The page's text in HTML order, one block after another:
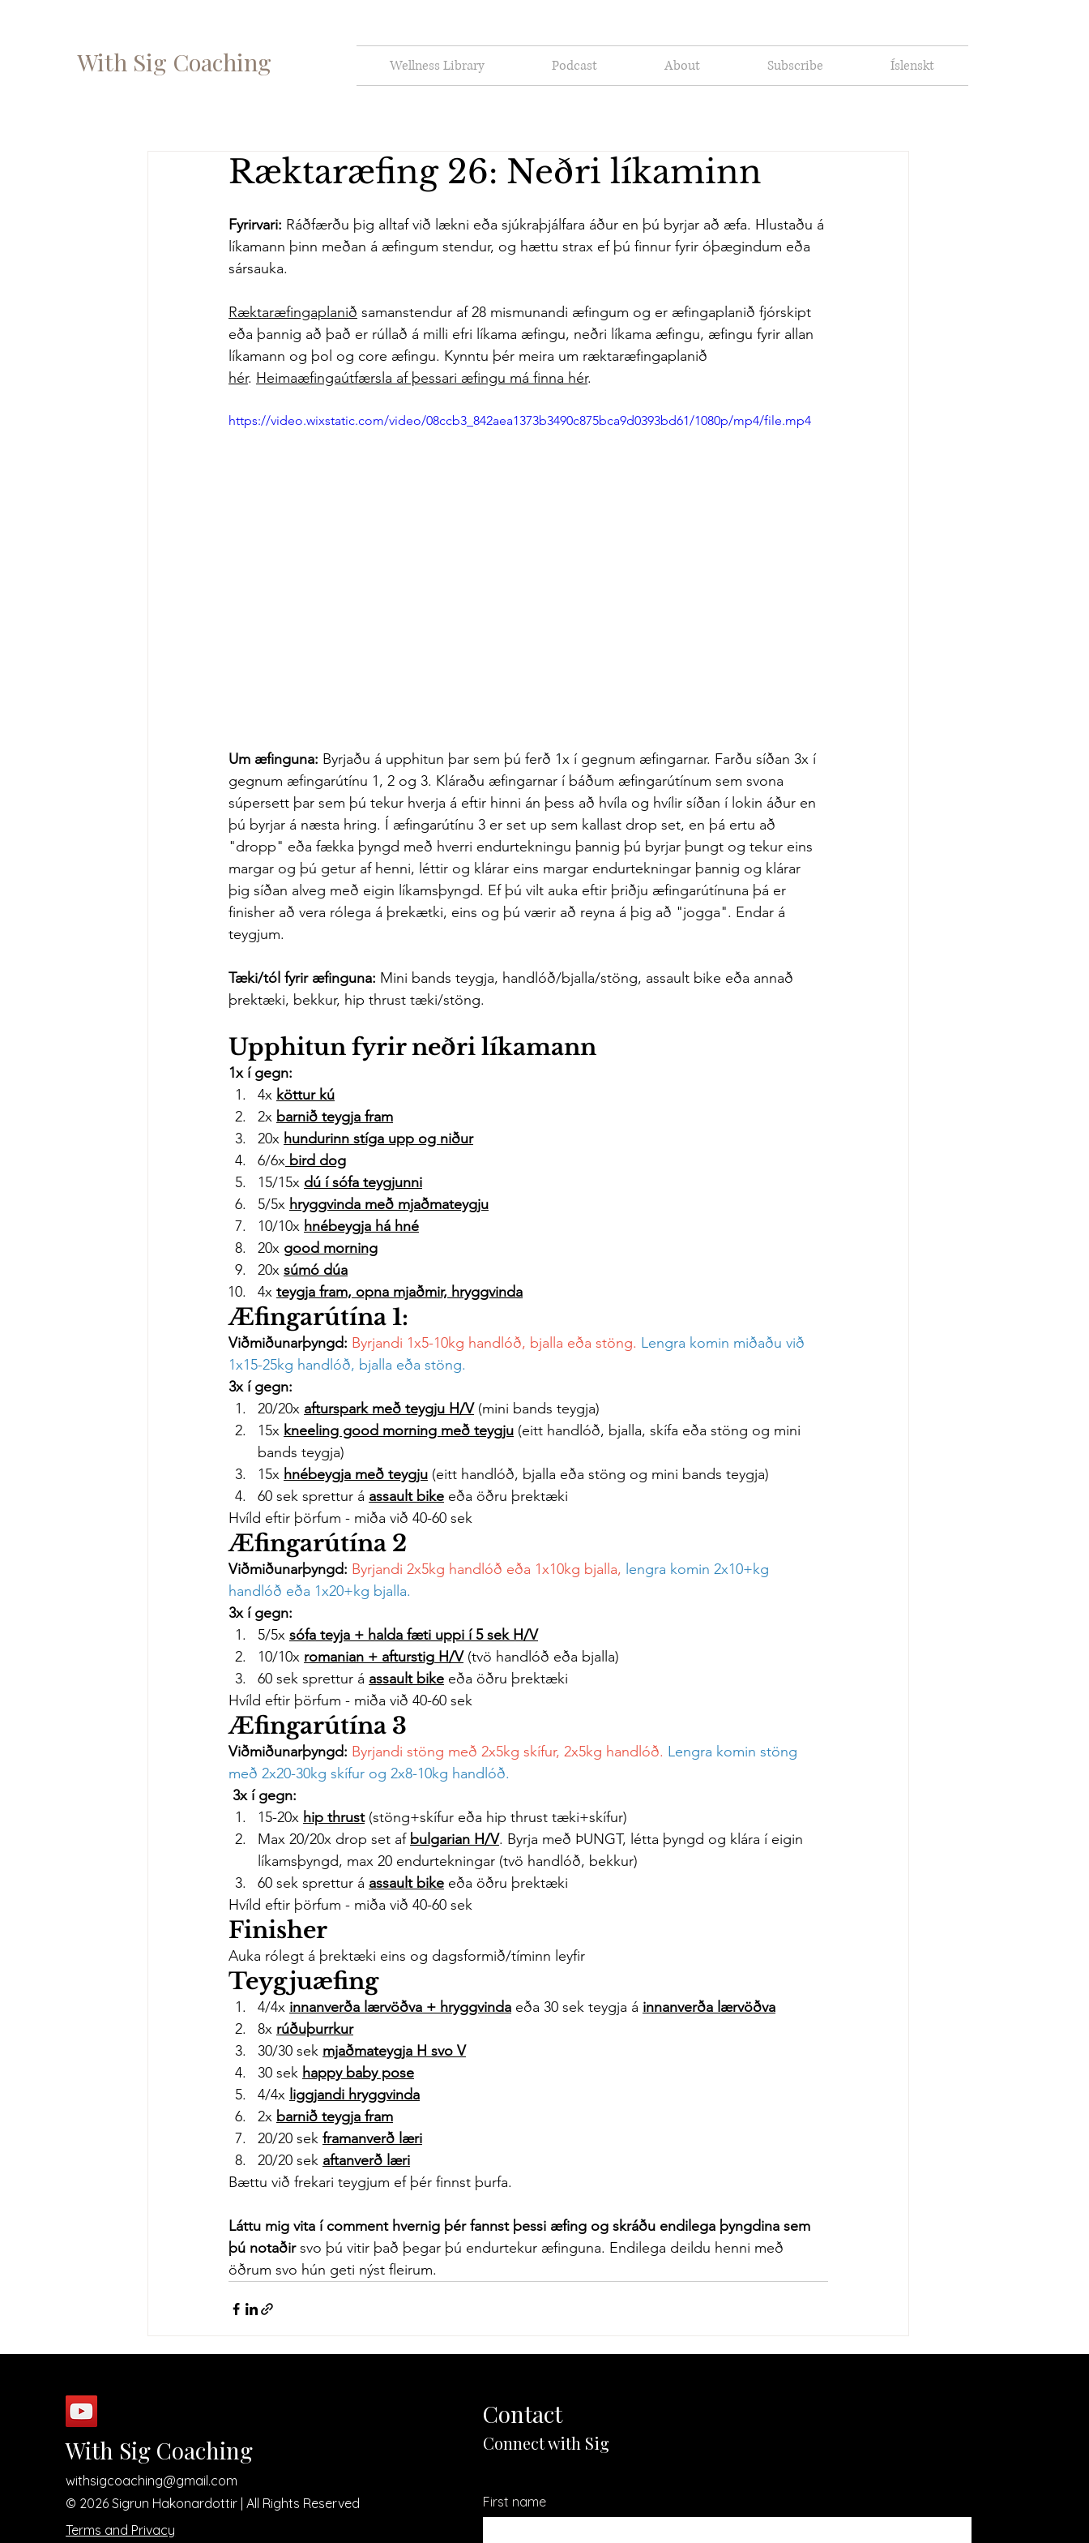
With Sig Coaching Wellness Library Podcast About Subscribe Íslenskt
Ræktaræfing 26: Neðri líkaminn
Fyrirvari: Ráðfærðu þig alltaf við lækni eða sjúkraþjálfara áður en þú byrjar að æfa. Hlustaðu á
líkamann þinn meðan á æfingum stendur, og hættu strax ef þú finnur fyrir óþægindum eða
sársauka.
Ræktaræfingaplanið samanstendur af 28 mismunandi æfingum og er æfingaplanið fjórskipt
eða þannig að það er rúllað á milli efri líkama æfingu, neðri líkama æfingu, æfingu fyrir allan
líkamann og þol og core æfingu. Kynntu þér meira um ræktaræfingaplanið
hér. Heimaæfingaútfærsla af þessari æfingu má finna hér.
https://video.wixstatic.com/video/08ccb3_842aea1373b3490c875bca9d0393bd61/1080p/mp4/file.mp4
Um æfinguna: Byrjaðu á upphitun þar sem þú ferð 1x í gegnum æfingarnar. Farðu síðan 3x í
gegnum æfingarútínu 1, 2 og 3. Kláraðu æfingarnar í báðum æfingarútínum sem svona
súpersett þar sem þú tekur hverja á eftir hinni án þess að hvíla og hvílir síðan í lokin áður en
þú byrjar á næsta hring. Í æfingarútínu 3 er set up sem kallast drop set, en þá ertu að
"dropp" eða fækka þyngd með hverri endurtekningu þannig þú byrjar þungt og tekur eins
margar og þú getur af henni, léttir og klárar eins margar endurtekningar þannig og klárar
þig síðan alveg með eigin líkamsþyngd. Ef þú vilt auka eftir þriðju æfingarútínuna þá er
finisher að vera rólega á þrekætki, eins og þú værir að reyna á þig að "jogga". Endar á
teygjum.
Tæki/tól fyrir æfinguna: Mini bands teygja, handlóð/bjalla/stöng, assault bike eða annað
þrektæki, bekkur, hip thrust tæki/stöng.
Upphitun fyrir neðri líkamann
1x í gegn:
4x köttur kú
2x barnið teygja fram
20x hundurinn stíga upp og niður
6/6x bird dog
15/15x dú í sófa teygjunni
5/5x hryggvinda með mjaðmateygju
10/10x hnébeygja há hné
20x good morning
20x súmó dúa
4x teygja fram, opna mjaðmir, hryggvinda
Æfingarútína 1:
Viðmiðunarþyngd: Byrjandi 1x5-10kg handlóð, bjalla eða stöng. Lengra komin miðaðu við
1x15-25kg handlóð, bjalla eða stöng.
3x í gegn:
20/20x afturspark með teygju H/V (mini bands teygja)
15x kneeling good morning með teygju (eitt handlóð, bjalla, skífa eða stöng og mini
bands teygja)
15x hnébeygja með teygju (eitt handlóð, bjalla eða stöng og mini bands teygja)
60 sek sprettur á assault bike eða öðru þrektæki
Hvíld eftir þörfum - miða við 40-60 sek
Æfingarútína 2
Viðmiðunarþyngd: Byrjandi 2x5kg handlóð eða 1x10kg bjalla, lengra komin 2x10+kg
handlóð eða 1x20+kg bjalla.
3x í gegn:
5/5x sófa teyja + halda fæti uppi í 5 sek H/V
10/10x romanian + afturstig H/V (tvö handlóð eða bjalla)
60 sek sprettur á assault bike eða öðru þrektæki
Hvíld eftir þörfum - miða við 40-60 sek
Æfingarútína 3
Viðmiðunarþyngd: Byrjandi stöng með 2x5kg skífur, 2x5kg handlóð. Lengra komin stöng
með 2x20-30kg skífur og 2x8-10kg handlóð.
3x í gegn:
15-20x hip thrust (stöng+skífur eða hip thrust tæki+skífur)
Max 20/20x drop set af bulgarian H/V. Byrja með ÞUNGT, létta þyngd og klára í eigin
líkamsþyngd, max 20 endurtekningar (tvö handlóð, bekkur)
60 sek sprettur á assault bike eða öðru þrektæki
Hvíld eftir þörfum - miða við 40-60 sek
Finisher
Auka rólegt á þrektæki eins og dagsformið/tíminn leyfir
Teygjuæfing
4/4x innanverða lærvöðva + hryggvinda eða 30 sek teygja á innanverða lærvöðva
8x rúðuþurrkur
30/30 sek mjaðmateygja H svo V
30 sek happy baby pose
4/4x liggjandi hryggvinda
2x barnið teygja fram
20/20 sek framanverð læri
20/20 sek aftanverð læri
Bættu við frekari teygjum ef þér finnst þurfa.
Láttu mig vita í comment hvernig þér fannst þessi æfing og skráðu endilega þyngdina sem
þú notaðir svo þú vitir það þegar þú endurtekur æfinguna. Endilega deildu henni með
öðrum svo hún geti nýst fleirum.
With Sig Coaching
withsigcoaching@gmail.com
© 2026 Sigrun Hakonardottir | All Rights Reserved
Terms and Privacy
Contact
Connect with Sig
First name